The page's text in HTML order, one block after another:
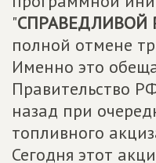
"СПРАВЕДЛИВОЙ
полной отмене
Именно это
Правительство
назад при
топливного
Сегодня этот